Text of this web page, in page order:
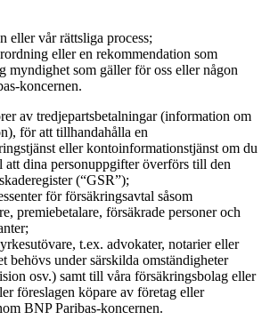
eller vår rättsliga process;
eller en rekommendation som
myndighet som gäller för oss eller någon
koncernen.
av tredjepartsbetalningar (information om
för att tillhandahålla en
eller kontoinformationstjänst om du
att dina personuppgifter överförs till den
(“GSR”);
för försäkringsavtal såsom
premiebetalare, försäkrade personer och
t.ex. advokater, notarier eller
behövs under särskilda omständigheter
osv.) samt till våra försäkringsbolag eller
föreslagen köpare av företag eller
BNP Paribas-koncernen.